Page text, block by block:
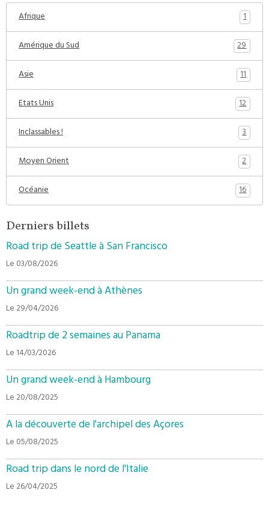
Afrique
1
Amérique du Sud
29
Asie
11
Etats Unis
12
Inclassables !
3
Moyen Orient
2
Océanie
16
Derniers billets
Road trip de Seattle à San Francisco
Le 03/08/2026
Un grand week-end à Athènes
Le 29/04/2026
Roadtrip de 2 semaines au Panama
Le 14/03/2026
Un grand week-end à Hambourg
Le 20/08/2025
A la découverte de l'archipel des Açores
Le 05/08/2025
Road trip dans le nord de l'Italie
Le 26/04/2025